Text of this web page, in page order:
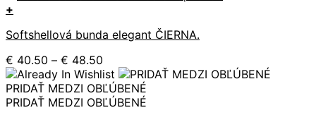
+
produkt
viacero
variantov.
Možnosti
si
Softshellová bunda elegant ČIERNA.
€ 40.50 – € 48.50
range:
€ 40.50
through
PRIDAŤ MEDZI OBĽÚBENÉ
PRIDAŤ MEDZI OBĽÚBENÉ